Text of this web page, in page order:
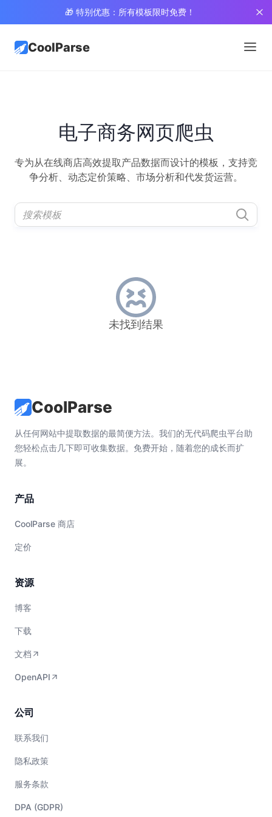
🎁 特别优惠：所有模板限时免费！
CoolParse
电子商务网页爬虫
专为从在线商店高效提取产品数据而设计的模板，支持竞
争分析、动态定价策略、市场分析和代发货运营。
未找到结果
CoolParse
从任何网站中提取数据的最简便方法。我们的无代码爬虫平台助
您轻松点击几下即可收集数据。免费开始，随着您的成长而扩
展。
产品
CoolParse 商店
定价
资源
博客
下载
文档
OpenAPI
公司
联系我们
隐私政策
服务条款
DPA (GDPR)